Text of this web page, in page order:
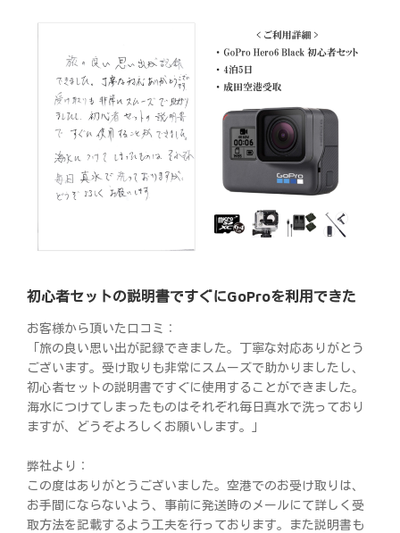
初心者セットの説明書ですぐにGoProを利用できた
お客様から頂いた口コミ：
「旅の良い思い出が記録できました。丁寧な対応ありがとう
ございます。受け取りも非常にスムーズで助かりましたし、
初心者セットの説明書ですぐに使用することができました。
海水につけてしまったものはそれぞれ毎日真水で洗っており
ますが、どうぞよろしくお願いします。」
弊社より：
この度はありがとうございました。空港でのお受け取りは、
お手間にならないよう、事前に発送時のメールにて詳しく受
取方法を記載するよう工夫を行っております。また説明書も